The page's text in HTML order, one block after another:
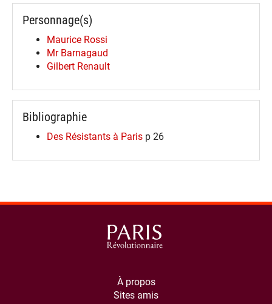
Personnage(s)
Maurice Rossi
Mr Barnagaud
Gilbert Renault
Bibliographie
Des Résistants à Paris p 26
À propos
Sites amis